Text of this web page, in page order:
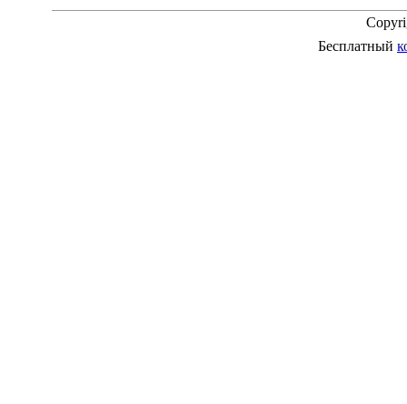
Бесплатный